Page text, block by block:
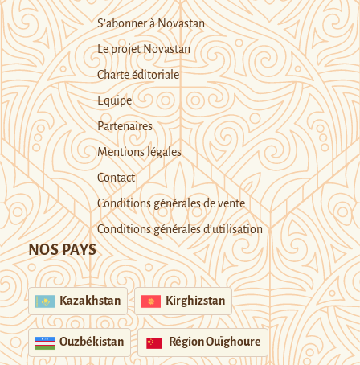
S’abonner à Novastan
Le projet Novastan
Charte éditoriale
Equipe
Partenaires
Mentions légales
Contact
Conditions générales de vente
Conditions générales d’utilisation
NOS PAYS
Kazakhstan Kirghizstan
Ouzbékistan Région Ouïghoure